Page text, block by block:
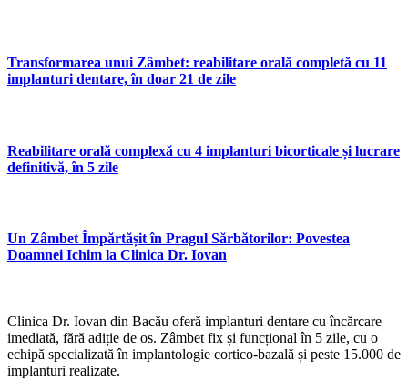
Transformarea unui Zâmbet: reabilitare orală completă cu 11
implanturi dentare, în doar 21 de zile
Reabilitare orală complexă cu 4 implanturi bicorticale și lucrare
definitivă, în 5 zile
Un Zâmbet Împărtășit în Pragul Sărbătorilor: Povestea
Doamnei Ichim la Clinica Dr. Iovan
Clinica Dr. Iovan din Bacău oferă implanturi dentare cu încărcare
imediată, fără adiție de os. Zâmbet fix și funcțional în 5 zile, cu o
echipă specializată în implantologie cortico-bazală și peste 15.000 de
implanturi realizate.